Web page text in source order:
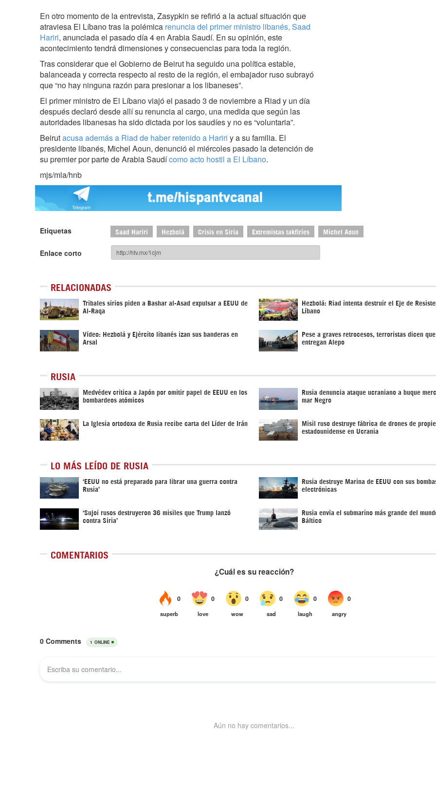
En otro momento de la entrevista, Zasypkin se refirió a la actual situación que
atraviesa El Líbano tras la polémica renuncia del primer ministro libanés, Saad
Hariri, anunciada el pasado día 4 en Arabia Saudí. En su opinión, este
acontecimiento tendrá dimensiones y consecuencias para toda la región.
Tras considerar que el Gobierno de Beirut ha seguido una política estable,
balanceada y correcta respecto al resto de la región, el embajador ruso subrayó
que “no hay ninguna razón para presionar a los libaneses”.
El primer ministro de El Líbano viajó el pasado 3 de noviembre a Riad y un día
después declaró desde allí su renuncia al cargo, una medida que según las
autoridades libanesas ha sido dictada por los saudíes y no es “voluntaria”.
Beirutacusa además a Riad de haber retenido a Hariri y a su familia. El
presidente libanés, Michel Aoun, denunció el miércoles pasado la detención de
su premier por parte de Arabia Saudícomo acto hostil a El Líbano.
mjs/mla/hnb
Etiquetas Saad Hariri Hezbolá Crisis en Siria Extremistas takfiríes Michel Aoun
Enlace corto
RELACIONADAS
Tribales sirios piden a Bashar al-Asad expulsar a EEUU de
Al-Raqa
Hezbolá: Riad intenta destruir el Eje de
Líbano
Vídeo: Hezbolá y Ejército libanés izan sus banderas en
Arsal
Pese a graves retrocesos, terroristas dicen que
entregan Alepo
RUSIA
Medvédev critica a Japón por omitir papel de EEUU en los
bombardeos atómicos
Rusia denuncia ataque ucraniano a buque
mar Negro
La Iglesia ortodoxa de Rusia recibe carta del Líder de Irán Misil ruso destruye fábrica de drones de
estadounidense en Ucrania
LO MÁS LEÍDO DE RUSIA
‘EEUU no está preparado para librar una guerra contra
Rusia’
Rusia destruye Marina de EEUU con sus
electrónicas
‘Sujoi rusos destruyeron 36 misiles que Trump lanzó
contra Siria’
Rusia envía el submarino más grande del
Báltico
COMENTARIOS